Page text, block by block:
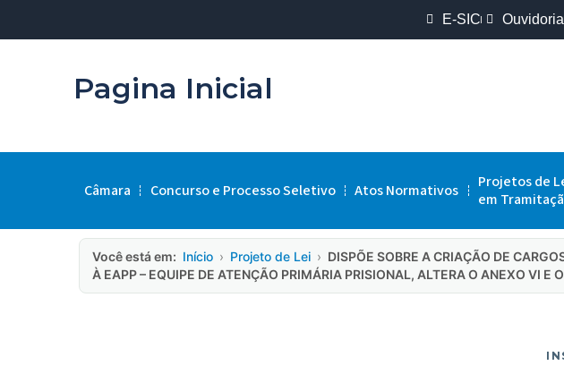
E-SIC Ouvidoria
Pagina Inicial
Câmara Concurso e Processo Seletivo Atos Normativos
Projetos de
em
Você está em: Início › Projeto de Lei › DISPÕE SOBRE A CRIAÇÃO DE
À EAPP – EQUIPE DE ATENÇÃO PRIMÁRIA PRISIONAL, ALTERA O ANEXO VI